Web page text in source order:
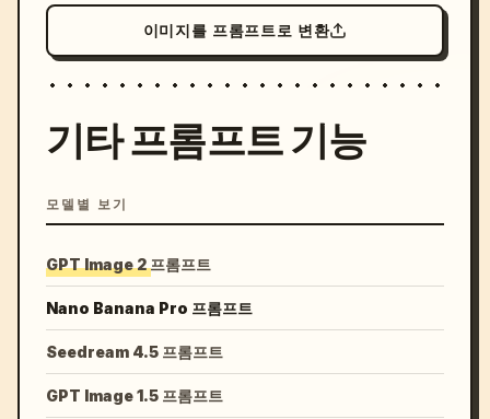
이미지를 프롬프트로 변환
기타 프롬프트 기능
모델별 보기
GPT Image 2 프롬프트
Nano Banana Pro 프롬프트
Seedream 4.5 프롬프트
GPT Image 1.5 프롬프트